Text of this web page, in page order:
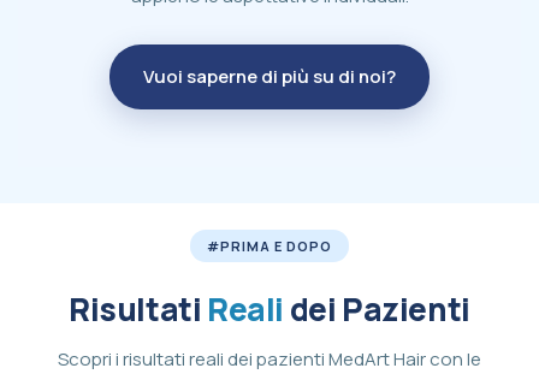
Vuoi saperne di più su di noi?
#PRIMA E DOPO
Risultati Reali dei Pazienti
Scopri i risultati reali dei pazienti MedArt Hair con le